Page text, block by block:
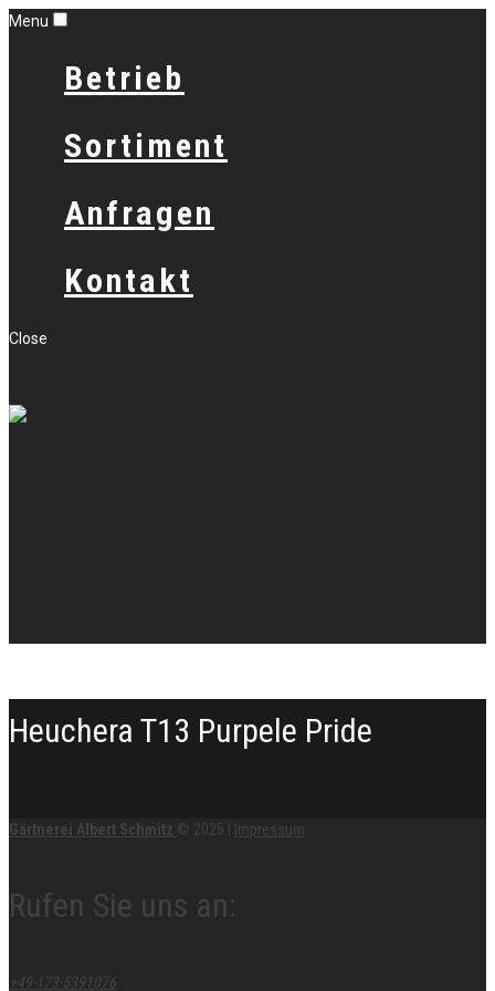
Menu
Betrieb
Sortiment
Anfragen
Kontakt
Close
Heuchera T13 Purpele Pride
Gärtnerei Albert Schmitz © 2025 | Impressum
Rufen Sie uns an:
+49-173-5391076